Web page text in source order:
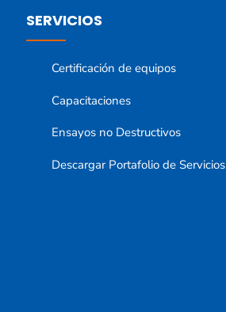
SERVICIOS
Certificación de equipos
Capacitaciones
Ensayos no Destructivos
Descargar Portafolio de Servicios